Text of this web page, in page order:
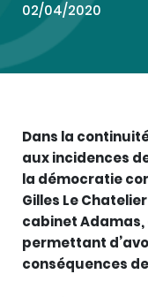
02/04/2020
Dans la
aux incidences
la démocratie
Gilles Le
cabinet
permettant
conséquences